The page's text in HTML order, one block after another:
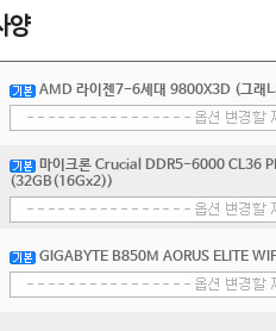
AMD 라이젠7-6세대 9800X3D (그래
마이크론 Crucial DDR5-6000 CL36
(32GB(16Gx2))
GIGABYTE B850M AORUS ELITE